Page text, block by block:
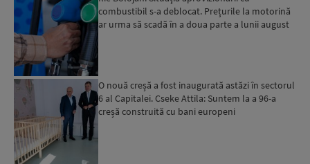
combustibil s-a deblocat. Prețurile la motorină
ar urma să scadă în a doua parte a lunii august
O nouă creșă a fost inaugurată astăzi în sectorul
6 al Capitalei. Cseke Attila: Suntem la a 96-a
creșă construită cu bani europeni